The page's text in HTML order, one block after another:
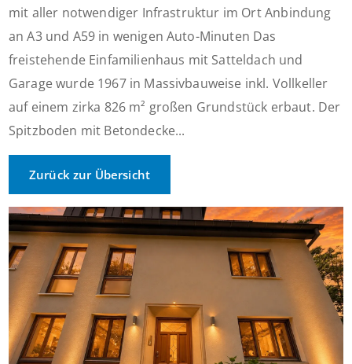
mit aller notwendiger Infrastruktur im Ort Anbindung
an A3 und A59 in wenigen Auto-Minuten Das
freistehende Einfamilienhaus mit Satteldach und
Garage wurde 1967 in Massivbauweise inkl. Vollkeller
auf einem zirka 826 m² großen Grundstück erbaut. Der
Spitzboden mit Betondecke...
Zurück zur Übersicht